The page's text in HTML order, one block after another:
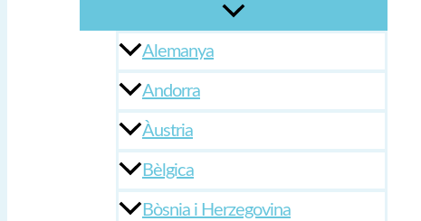
Alemanya
Andorra
Àustria
Bèlgica
Bòsnia i Herzegovina